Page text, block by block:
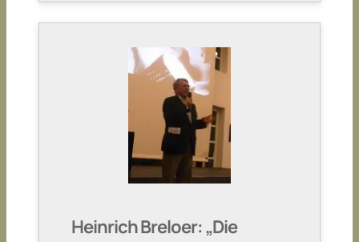
Heinrich Breloer: „Die